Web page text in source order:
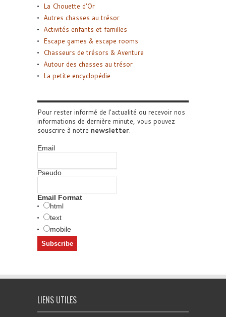
La Chouette d’Or
Autres chasses au trésor
Activités enfants et familles
Escape games & escape rooms
Chasseurs de trésors & Aventure
Autour des chasses au trésor
La petite encyclopédie
Pour rester informé de l'actualité ou recevoir nos
informations de dernière minute, vous pouvez
souscrire à notre newsletter.
Email
Pseudo
Email Format
html
text
mobile
LIENS UTILES